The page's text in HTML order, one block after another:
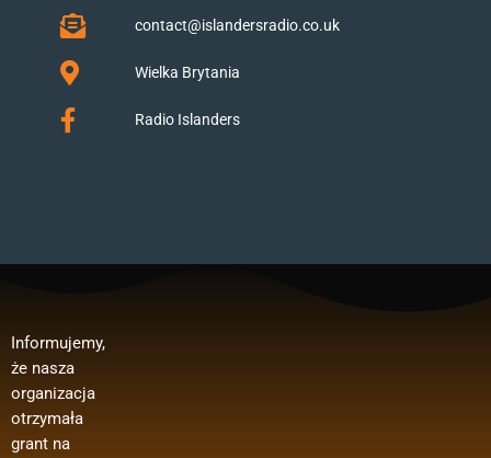
contact@islandersradio.co.uk
Wielka Brytania
Radio Islanders
Informujemy,
że nasza
organizacja
otrzymała
grant na
Polska”.
Dofinansowan
ie oferty z
Ministerstwa
Spraw